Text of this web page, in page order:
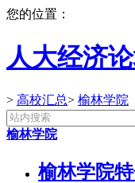
您的位置：
人大经济
> 高校汇总> 榆林学院
榆林学院
榆林学院